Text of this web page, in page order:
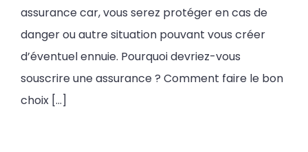
assurance car, vous serez protéger en cas de
danger ou autre situation pouvant vous créer
d’éventuel ennuie. Pourquoi devriez-vous
souscrire une assurance ? Comment faire le bon
choix […]